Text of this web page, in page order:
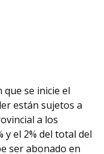
se inicie el
están sujetos a
a los
y el 2% del total del
ser abonado en